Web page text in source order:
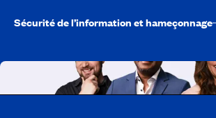
Sécurité de l’information et hameçonnage